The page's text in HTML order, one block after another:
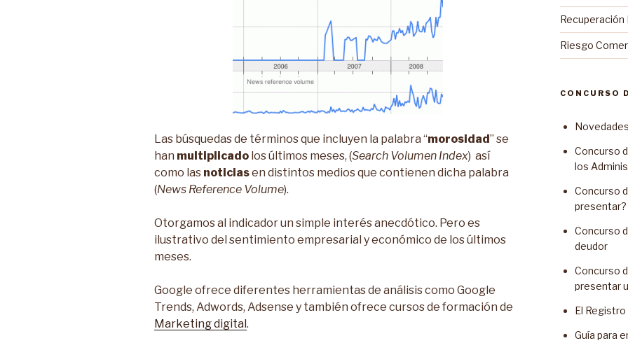
Las búsquedas de términos que incluyen la palabra “morosidad” se
han multiplicado los últimos meses, (Search Volumen Index) así
como las noticiasen distintos medios que contienen dicha palabra
(News Reference Volume).
Otorgamos al indicador un simple interés anecdótico. Pero es
ilustrativo del sentimiento empresarial y económico de los últimos
meses.
Google ofrece diferentes herramientas de análisis como Google
Trends, Adwords, Adsense y también ofrece cursos de formación de
Marketing digital.
Recuperación
Riesgo
CONCURSO
Concurso
los
Concurso
presentar?
Concurso
deudor
Concurso
presentar
El
Guía para